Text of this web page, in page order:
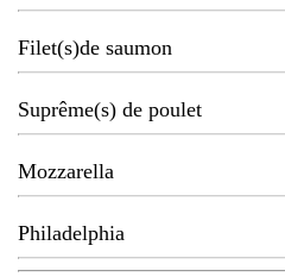
Filet(s)de saumon
Suprême(s) de poulet
Mozzarella
Philadelphia